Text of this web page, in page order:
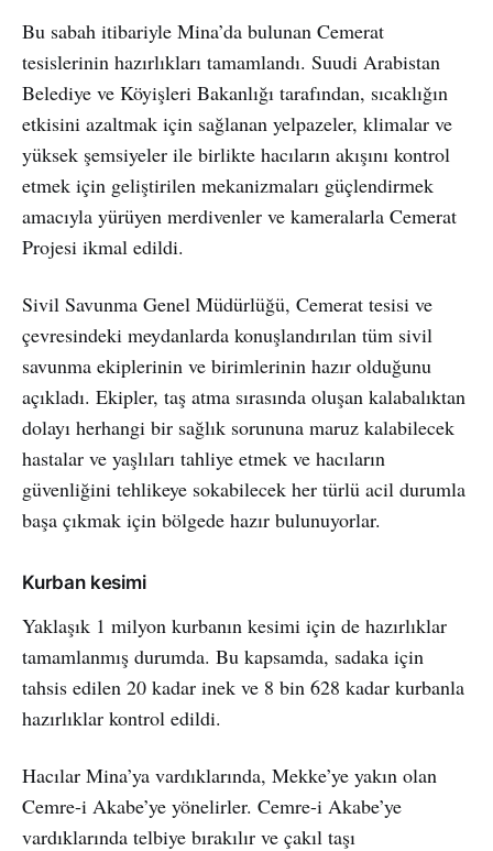
Bu sabah itibariyle Mina’da bulunan Cemerat
tesislerinin hazırlıkları tamamlandı. Suudi Arabistan
Belediye ve Köyişleri Bakanlığı tarafından, sıcaklığın
etkisini azaltmak için sağlanan yelpazeler, klimalar ve
yüksek şemsiyeler ile birlikte hacıların akışını kontrol
etmek için geliştirilen mekanizmaları güçlendirmek
amacıyla yürüyen merdivenler ve kameralarla Cemerat
Projesi ikmal edildi.
Sivil Savunma Genel Müdürlüğü, Cemerat tesisi ve
çevresindeki meydanlarda konuşlandırılan tüm sivil
savunma ekiplerinin ve birimlerinin hazır olduğunu
açıkladı. Ekipler, taş atma sırasında oluşan kalabalıktan
dolayı herhangi bir sağlık sorununa maruz kalabilecek
hastalar ve yaşlıları tahliye etmek ve hacıların
güvenliğini tehlikeye sokabilecek her türlü acil durumla
başa çıkmak için bölgede hazır bulunuyorlar.
Kurban kesimi
Yaklaşık 1 milyon kurbanın kesimi için de hazırlıklar
tamamlanmış durumda. Bu kapsamda, sadaka için
tahsis edilen 20 kadar inek ve 8 bin 628 kadar kurbanla
hazırlıklar kontrol edildi.
Hacılar Mina’ya vardıklarında, Mekke’ye yakın olan
Cemre-i Akabe’ye yönelirler. Cemre-i Akabe’ye
vardıklarında telbiye bırakılır ve çakıl taşı